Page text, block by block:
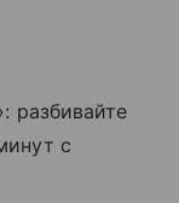
разбивайте
с